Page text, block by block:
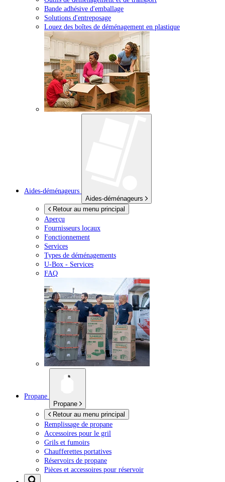
Bande adhésive d'emballage
Solutions d'entreposage
Louez des boîtes de déménagement en plastique
Aides-déménageurs
Aides-déménageurs
Retour au menu principal
Aperçu
Fournisseurs locaux
Fonctionnement
Services
Types de déménagements
U-Box - Services
FAQ
Propane
Propane
Retour au menu principal
Remplissage de propane
Accessoires pour le gril
Grils et fumoirs
Chaufferettes portatives
Réservoirs de propane
Pièces et accessoires pour réservoir